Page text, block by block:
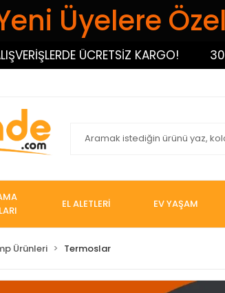
Üyelere
ÜCRETSİZ KARGO! 3000
EL ALETLERİ EV YAŞAM
Ürünleri Termoslar